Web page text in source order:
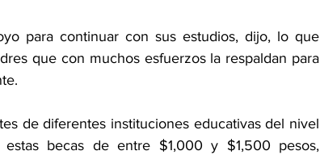
para continuar con sus estudios, dijo, lo que
que con muchos esfuerzos la respaldan para
de diferentes instituciones educativas del nivel
becas de entre $1,000 y $1,500 pesos,